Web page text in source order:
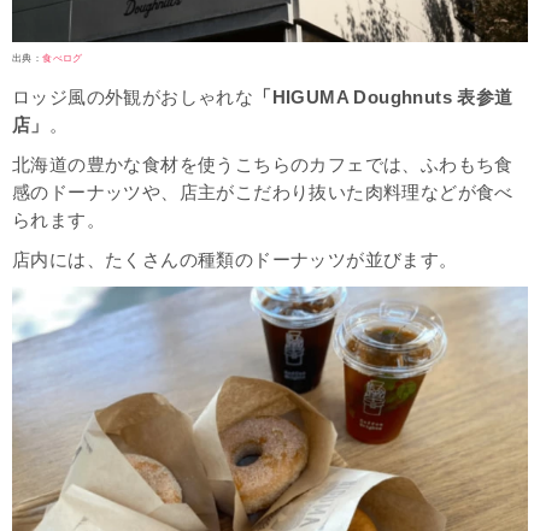
出典：食べログ
ロッジ風の外観がおしゃれな 「HIGUMA Doughnuts 表参道
店」
。
北海道の豊かな食材を使うこちらのカフェでは、ふわもち食
感のドーナッツや、店主がこだわり抜いた肉料理などが食べ
られます。
店内には、たくさんの種類のドーナッツが並びます。